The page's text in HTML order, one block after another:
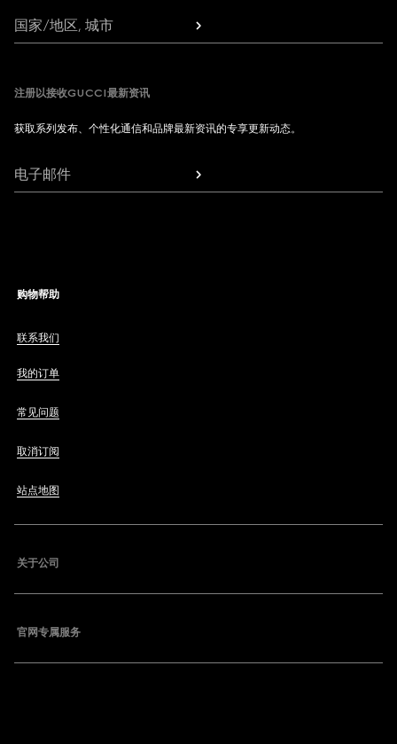
国家/地区, 城市
注册以接收GUCCI最新资讯
获取系列发布、个性化通信和品牌最新资讯的专享更新动态。
电子邮件
购物帮助
联系我们
我的订单
常见问题
取消订阅
站点地图
关于公司
官网专属服务